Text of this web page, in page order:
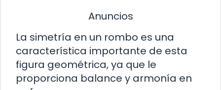
Anuncios
La simetría en un rombo es una
característica importante de esta
figura geométrica, ya que le
proporciona balance y armonía en